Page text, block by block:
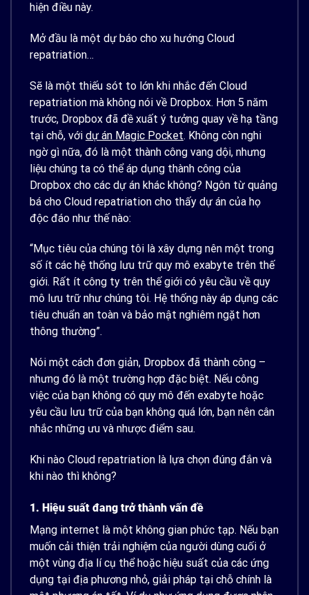
hiện điều này.
Mở đầu là một dự báo cho xu hướng Cloud
repatriation…
Sẽ là một thiếu sót to lớn khi nhắc đến Cloud
repatriation mà không nói về Dropbox. Hơn 5 năm
trước, Dropbox đã đề xuất ý tưởng quay về hạ tầng
tại chỗ, với dự án Magic Pocket. Không còn nghi
ngờ gì nữa, đó là một thành công vang dội, nhưng
liệu chúng ta có thể áp dụng thành công của
Dropbox cho các dự án khác không? Ngôn từ quảng
bá cho Cloud repatriation cho thấy dự án của họ
độc đáo như thế nào:
“Mục tiêu của chúng tôi là xây dựng nên một trong
số ít các hệ thống lưu trữ quy mô exabyte trên thế
giới. Rất ít công ty trên thế giới có yêu cầu về quy
mô lưu trữ như chúng tôi. Hệ thống này áp dụng các
tiêu chuẩn an toàn và bảo mật nghiêm ngặt hơn
thông thường”.
Nói một cách đơn giản, Dropbox đã thành công –
nhưng đó là một trường hợp đặc biệt. Nếu công
việc của bạn không có quy mô đến exabyte hoặc
yêu cầu lưu trữ của bạn không quá lớn, bạn nên cân
nhắc những ưu và nhược điểm sau.
Khi nào Cloud repatriation là lựa chọn đúng đắn và
khi nào thì không?
1. Hiệu suất đang trở thành vấn đề
Mạng internet là một không gian phức tạp. Nếu bạn
muốn cải thiện trải nghiệm của người dùng cuối ở
một vùng địa lí cụ thể hoặc hiệu suất của các ứng
dụng tại địa phương nhỏ, giải pháp tại chỗ chính là